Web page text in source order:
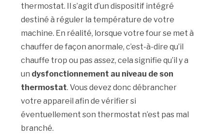
thermostat. Il s’agit d’un dispositif intégré
destiné à réguler la température de votre
machine. En réalité, lorsque votre four se met à
chauffer de façon anormale, c’est-à-dire qu’il
chauffe trop ou pas assez, cela signifie qu’il y a
un dysfonctionnement au niveau de son
thermostat. Vous devez donc débrancher
votre appareil afin de vérifier si
éventuellement son thermostat n’est pas mal
branché.